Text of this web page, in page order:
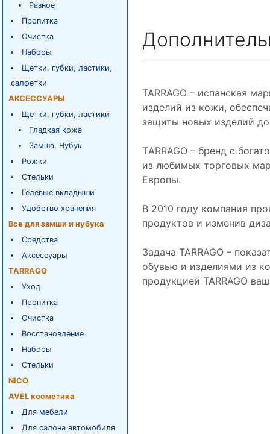
Разное
Пропитка
Очистка
Наборы
Щетки, губки, ластики,
салфетки
АКСЕССУАРЫ
Щетки, губки, ластики
Гладкая кожа
Замша, Нубук
Рожки
Стельки
Гелевые вкладыши
Удобство хранения
Все для замши и нубука
Средства
Аксессуары
TARRAGO
Уход
Пропитка
Очистка
Восстановление
Наборы
Стельки
NICO
AVEL косметика
Для мебели
Для салона автомобиля
TARRAGO – испанская
изделий из кожи,
защиты новых изделий
ТARRAGO – бренд с
из любимых торговых
Европы.
В 2010 году компания
продуктов и изменив
Задача TARRAGO –
обувью и изделиями из
продукцией TARRAGO